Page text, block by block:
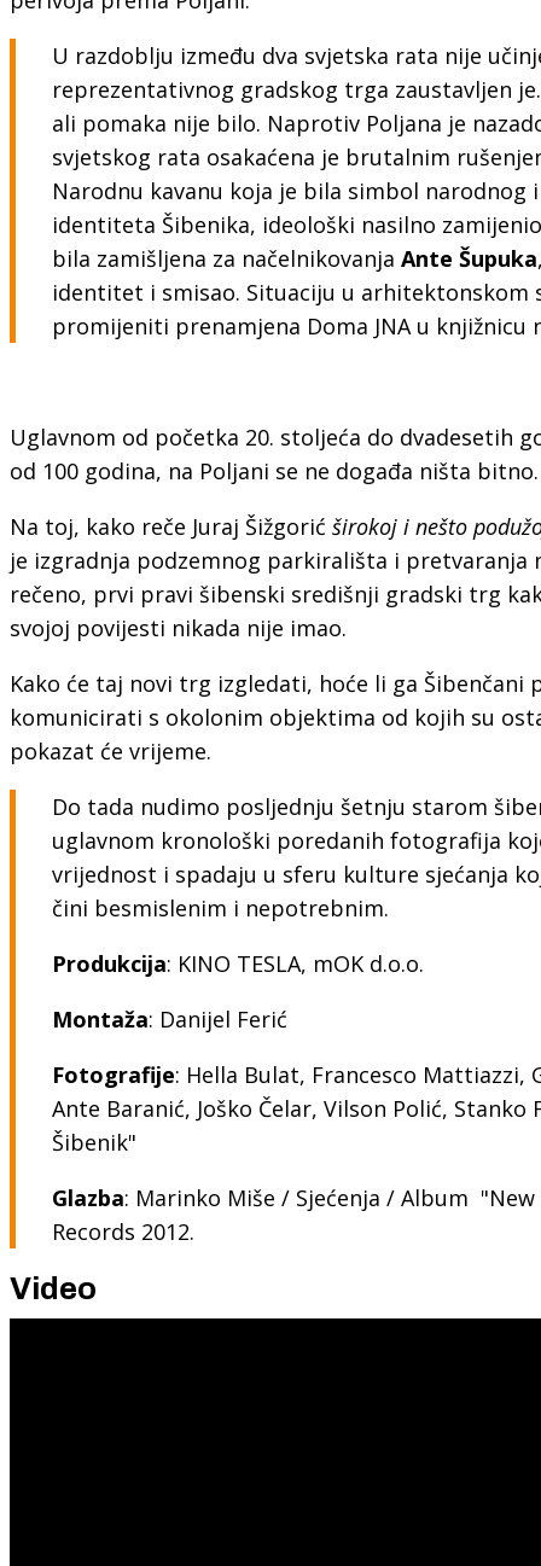
U razdoblju između dva svjetska rata nije
reprezentativnog gradskog trga zaustavljen
ali pomaka nije bilo. Naprotiv Poljana je
svjetskog rata osakaćena je brutalnim
Narodnu kavanu koja je bila simbol narodnog
identiteta Šibenika, ideološki nasilno
bila zamišljena za načelnikovanja Ante Šupuka
identitet i smisao. Situaciju u arhitektonskom
promijeniti prenamjena Doma JNA u
Uglavnom od početka 20. stoljeća do dvadesetih
od 100 godina, na Poljani se ne događa ništa
Na toj, kako reče Juraj Šižgorić širokoj i nešto
je izgradnja podzemnog parkirališta i pretvaranja
rečeno, prvi pravi šibenski središnji gradski trg
svojoj povijesti nikada nije imao.
Kako će taj novi trg izgledati, hoće li ga Šibenčani
komunicirati s okolonim objektima od kojih su
pokazat će vrijeme.
Do tada nudimo posljednju šetnju starom
uglavnom kronološki poredanih fotografija
vrijednost i spadaju u sferu kulture sjećanja
čini besmislenim i nepotrebnim.
Produkcija: KINO TESLA, mOK d.o.o.
Montaža: Danijel Ferić
Fotografije: Hella Bulat, Francesco
Ante Baranić, Joško Čelar, Vilson Polić,
Šibenik"
Glazba: Marinko Miše / Sjećenja / Album "New
Records 2012.
Video